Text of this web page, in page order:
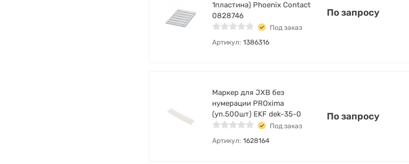
1пластина) Phoenix Contact
0828746
Под заказ
Артикул: 1386316
По запросу
Маркер для JXB без
нумерации PROxima
(уп.500шт) EKF dek-35-0
Под заказ
Артикул: 1628164
По запросу